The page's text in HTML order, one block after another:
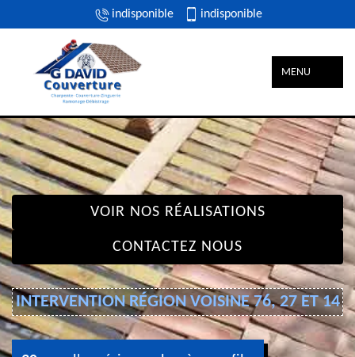
indisponible indisponible
MENU
VOIR NOS RÉALISATIONS
CONTACTEZ NOUS
INTERVENTION RÉGION VOISINE 76, 27 ET 14